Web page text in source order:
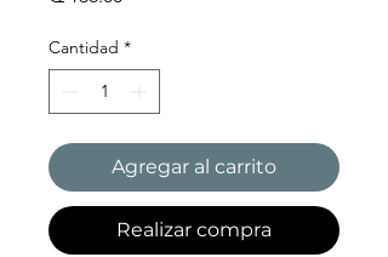
Cantidad *
Agregar al carrito
Realizar compra